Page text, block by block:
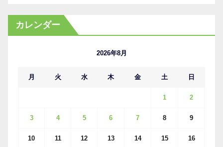
カ
イ
カレンダー
2026年8月
月 火 水 木 金 土 日
1 2
3 4 5 6 7 8 9
10 11 12 13 14 15 16